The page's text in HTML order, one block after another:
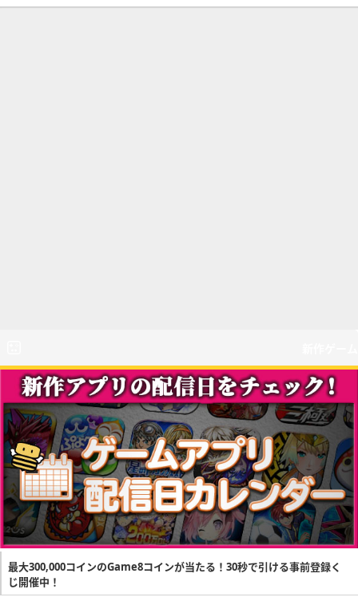
最大300,000コインのGame8コインが当たる！30秒で引ける事前登録く
じ開催中！